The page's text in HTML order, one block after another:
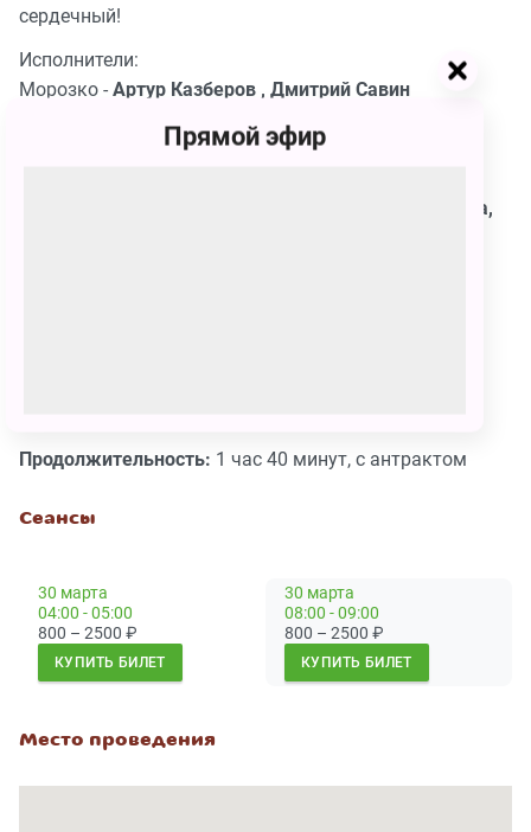
сердечный!
Исполнители:
Морозко - Артур Казберов , Дмитрий Савин
Мачеха - Заслуженная артистка России
Заслуженная артистка Московской
Людмила Мунирова , Ирина Шестерина,
Продолжительность: 1 час 40 минут, с антрактом
Сеансы
30 марта
04:00 - 05:00
800 – 2500 ₽
КУПИТЬ БИЛЕТ
30 марта
08:00 - 09:00
800 – 2500 ₽
КУПИТЬ БИЛЕТ
Место проведения
Прямой эфир